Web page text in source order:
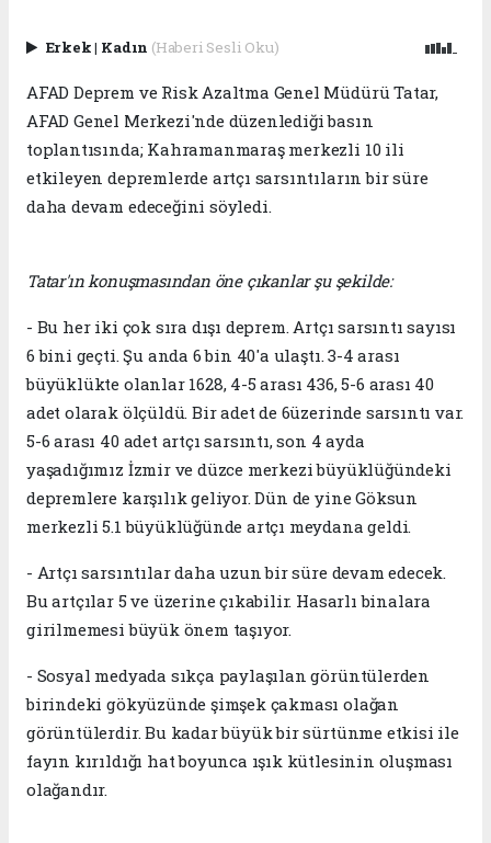
Erkek| Kadın (Haberi Sesli Oku)
AFAD Deprem ve Risk Azaltma Genel Müdürü Tatar,
AFAD Genel Merkezi'nde düzenlediği basın
toplantısında; Kahramanmaraş merkezli 10 ili
etkileyen depremlerde artçı sarsıntıların bir süre
daha devam edeceğini söyledi.
Tatar'ın konuşmasından öne çıkanlar şu şekilde:
- Bu her iki çok sıra dışı deprem. Artçı sarsıntı sayısı
6 bini geçti. Şu anda 6 bin 40'a ulaştı. 3-4 arası
büyüklükte olanlar 1628, 4-5 arası 436, 5-6 arası 40
adet olarak ölçüldü. Bir adet de 6üzerinde sarsıntı var.
5-6 arası 40 adet artçı sarsıntı, son 4 ayda
yaşadığımız İzmir ve düzce merkezi büyüklüğündeki
depremlere karşılık geliyor. Dün de yine Göksun
merkezli 5.1 büyüklüğünde artçı meydana geldi.
- Artçı sarsıntılar daha uzun bir süre devam edecek.
Bu artçılar 5 ve üzerine çıkabilir. Hasarlı binalara
girilmemesi büyük önem taşıyor.
- Sosyal medyada sıkça paylaşılan görüntülerden
birindeki gökyüzünde şimşek çakması olağan
görüntülerdir. Bu kadar büyük bir sürtünme etkisi ile
fayın kırıldığı hat boyunca ışık kütlesinin oluşması
olağandır.